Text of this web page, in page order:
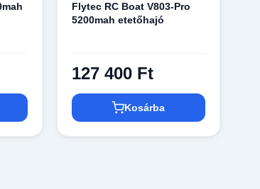
Flytec RC Boat V803-Pro
5200mah etetőhajó
127 400 Ft
Kosárba